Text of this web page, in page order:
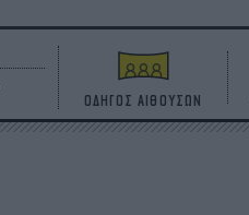
ΟΔΗΓΟΣ ΑΙΘΟΥΣΩΝ